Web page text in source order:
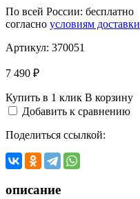
По всей России: бесплатно
согласно условиям доставки
Артикул: 370051
7 490 ₽
Купить в 1 клик В корзину
Добавить к сравнению
Поделиться ссылкой:
описание